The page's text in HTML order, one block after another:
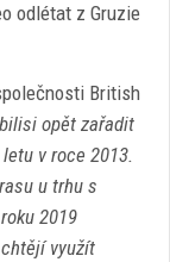
odlétat z Gruzie
British
opět zařadit
v roce 2013.
u trhu s
2019
využít